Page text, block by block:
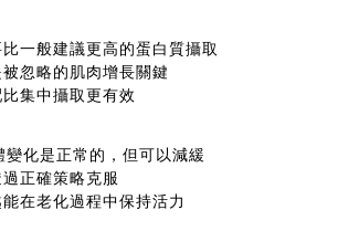
一般建議更高的蛋白質攝取
忽略的肌肉增長關鍵
集中攝取更有效
化是正常的，但可以減緩
正確策略克服
在老化過程中保持活力